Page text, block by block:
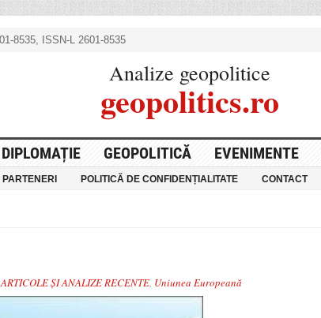
8535, ISSN-L 2601-8535
Analize geopolitice
geopolitics.ro
DIPLOMAȚIE GEOPOLITICĂ EVENIMENTE
PARTENERI POLITICĂ DE CONFIDENȚIALITATE CONTACT
ARTICOLE ȘI ANALIZE RECENTE, Uniunea Europeană